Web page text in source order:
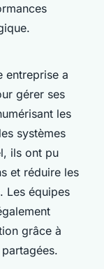
entreprise a
gérer ses
les
systèmes
ils ont pu
et réduire les
Les équipes
grâce à